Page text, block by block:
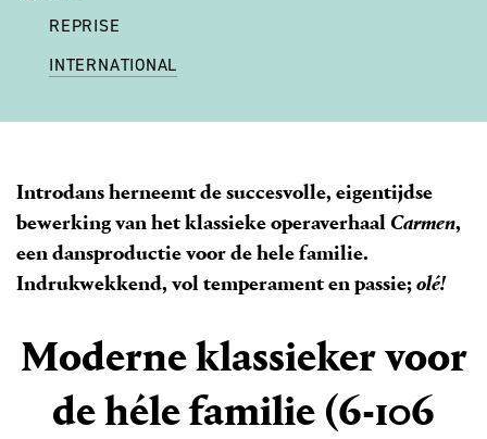
Introdans herneemt de succesvolle, eigentijdse
bewerking van het klassieke operaverhaal Carmen,
een dansproductie voor de hele familie.
Indrukwekkend, vol temperament en passie;olé!
Moderne klassieker voor
de héle familie (6-106
REPRISE
INTERNATIONAL